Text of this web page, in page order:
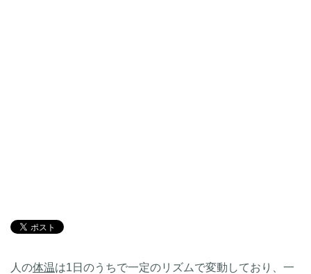
人の体温は1日のうちで一定のリズムで変動しており、一